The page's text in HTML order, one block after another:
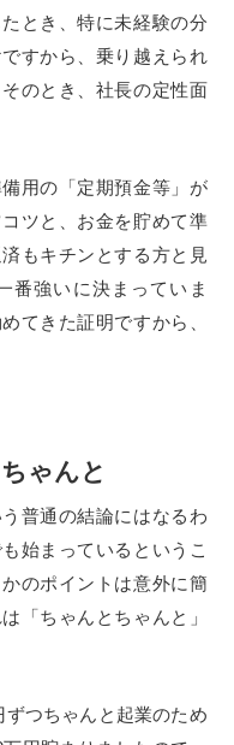
とき、特に未経験の分
すから、乗り越えられ
のとき、社長の定性面
用の「定期預金等」が
ツと、お金を貯めて準
もキチンとする方と見
番強いに決まっていま
てきた証明ですから、
ゃんと
普通の結論にはなるわ
始まっているというこ
のポイントは意外に簡
「ちゃんとちゃんと」
ずつちゃんと起業のため